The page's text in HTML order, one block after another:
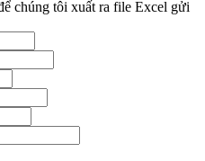
chúng tôi xuất ra file Excel gửi